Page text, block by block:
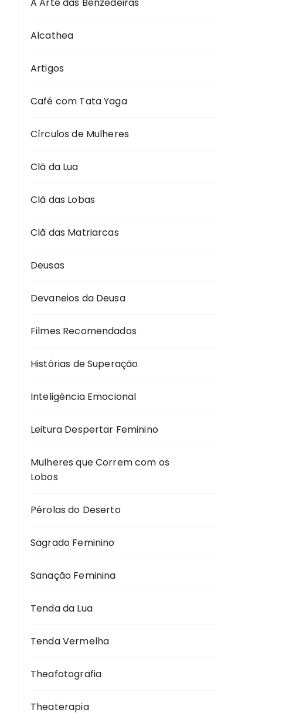
Alcathea
Artigos
Café com Tata Yaga
Círculos de Mulheres
Clã da Lua
Clã das Lobas
Clã das Matriarcas
Deusas
Devaneios da Deusa
Filmes Recomendados
Histórias de Superação
Inteligência Emocional
Leitura Despertar Feminino
Mulheres que Correm com os
Lobos
Pérolas do Deserto
Sagrado Feminino
Sanação Feminina
Tenda da Lua
Tenda Vermelha
Theafotografia
Theaterapia